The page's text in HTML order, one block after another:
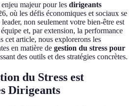
majeur pour les dirigeants
où les défis économiques et sociaux se
non seulement votre bien-être est
et, par extension, la performance
cet article, nous explorerons les
en matière de gestion du stress pour
des outils et des stratégies concrètes.
du Stress est
Dirigeants